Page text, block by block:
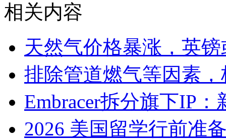
相关内容
天然气价格暴涨，英
排除管道燃气等因素
Embracer拆分旗下IP
2026 美国留学行前准